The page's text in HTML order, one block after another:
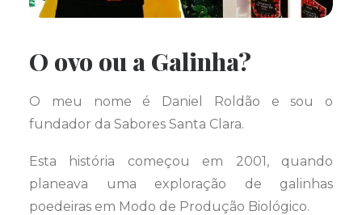
O ovo ou a Galinha?
O meu nome é Daniel Roldão e sou o
fundador da Sabores Santa Clara.
Esta história começou em 2001, quando
planeava uma exploração de galinhas
poedeiras em Modo de Produção Biológico.